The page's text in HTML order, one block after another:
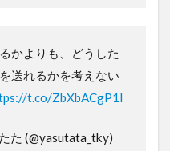
かよりも、どうした
送れるかを考えない
t.co/ZbXbACgP1I
(@yasutata_tky)